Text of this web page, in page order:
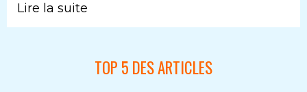
Lire la suite
TOP 5 DES ARTICLES